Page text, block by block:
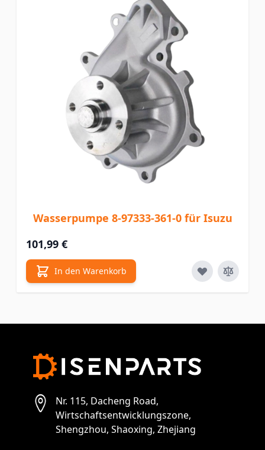
Wasserpumpe 8-97333-361-0 für Isuzu
101,99 €
In den Warenkorb
Nr. 115, Dacheng Road,
Wirtschaftsentwicklungszone,
Shengzhou, Shaoxing, Zhejiang